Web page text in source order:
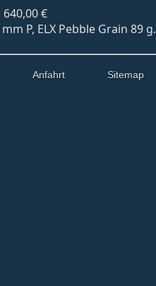
€
P, ELX Pebble Grain 89 g.
Anfahrt Sitemap